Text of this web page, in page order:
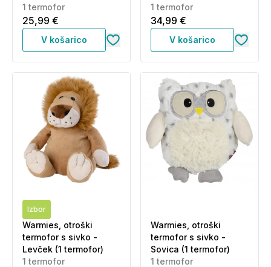
1 termofor
25,99 €
V košarico
1 termofor
34,99 €
V košarico
Izbor
Warmies, otroški
termofor s sivko -
Levček (1 termofor)
1 termofor
Warmies, otroški
termofor s sivko -
Sovica (1 termofor)
1 termofor